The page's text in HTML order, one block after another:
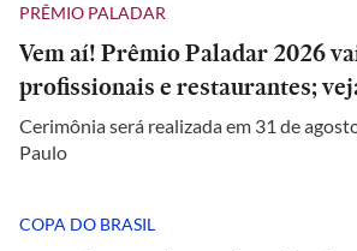
PRÊMIO PALADAR
Vem aí! Prêmio Paladar 2026
profissionais e restaurantes;
Cerimônia será realizada em 31 de
Paulo
COPA DO BRASIL